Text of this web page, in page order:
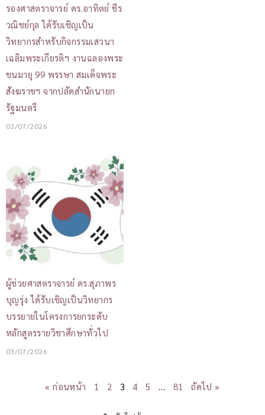
รองศาสตราจารย์ ดร.อาทิตย์ ชีร
วณิชย์กุล ได้รับเชิญเป็น
วิทยากรสำหรับกิจกรรมเสวนา
เฉลิมพระเกียรติฯ งานฉลองพระ
ชนมายุ 99 พรรษา สมเด็จพระ
สังฆราชฯ จากปลัดสำนักนายก
รัฐมนตรี
03/07/2026
ผู้ช่วยศาสตราจารย์ ดร.สุภาพร
บุญรุ่ง ได้รับเชิญเป็นวิทยากร
บรรยายในโครงการยกระดับ
หลักสูตรรายวิชาศึกษาทั่วไป
03/07/2026
« ก่อนหน้า 1 2 3 4 5 … 81 ถัดไป »